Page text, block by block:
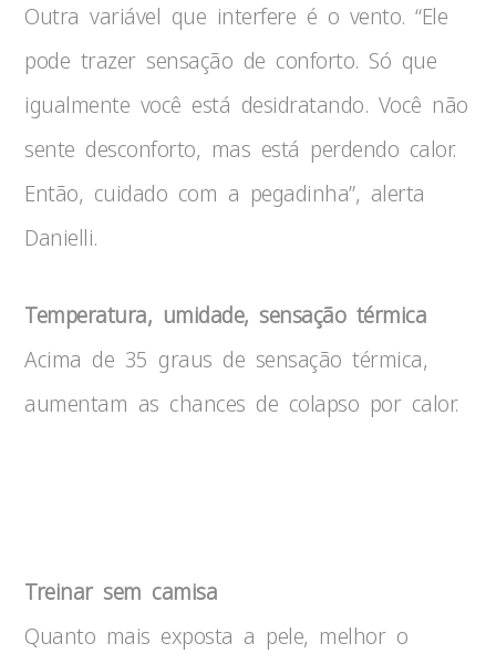
Outra variável que interfere é o vento. “Ele
pode trazer sensação de conforto. Só que
igualmente você está desidratando. Você não
sente desconforto, mas está perdendo calor.
Então, cuidado com a pegadinha”, alerta
Danielli.
Temperatura, umidade, sensação térmica
Acima de 35 graus de sensação térmica,
aumentam as chances de colapso por calor.
Treinar sem camisa
Quanto mais exposta a pele, melhor o